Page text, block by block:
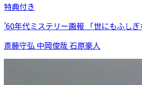
特典付き
’60年代ミステリー画報 「世にもふしぎ
斎藤守弘 中岡俊哉 石原豪人